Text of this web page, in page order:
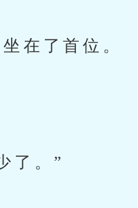
在了首位。
了。”